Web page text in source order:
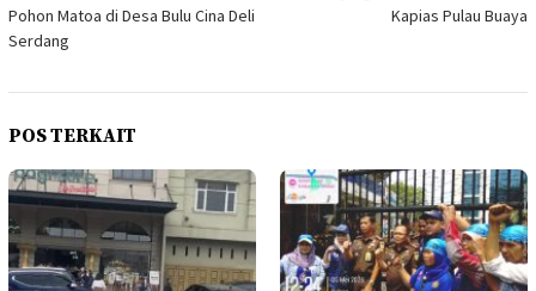
Pohon Matoa di Desa Bulu Cina Deli
Serdang
Kapias Pulau Buaya
POS TERKAIT